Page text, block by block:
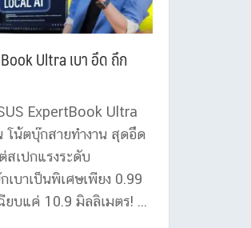
Ultra เบา อึด ถึก
ExpertBook Ultra
โน้ตบุ๊กสายทำงาน สุดอึด
สเปกแรงระดับ
เบาเป็นพิเศษเพียง 0.99
ยบแค่ 10.9 มิลลิเมตร! ...